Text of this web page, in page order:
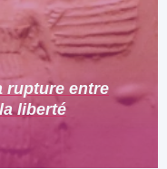
rupture entre
liberté